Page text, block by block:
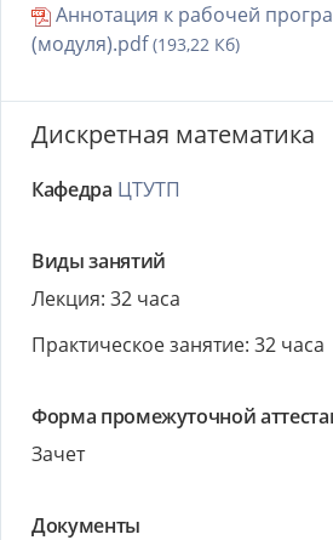
Аннотация к рабочей
(модуля).pdf(193,22 Кб)
Дискретная математика
Кафедра ЦТУТП
Виды занятий
Лекция: 32 часа
Практическое занятие: 32 часа
Форма промежуточной
Зачет
Документы